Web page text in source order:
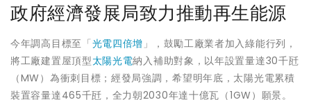
政府經濟發展局致力推動再生能源
今年調高目標至「光電四倍增」，鼓勵工廠業者加入綠能行列，
將工廠建置屋頂型太陽光電納入補助對象，以年設置量達30千瓩
（MW）為衝刺目標；經發局強調，希望明年底，太陽光電累積
裝置容量達465千瓩，全力朝2030年達十億瓦（1GW）願景。